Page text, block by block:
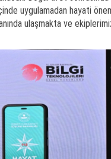
uygulamadan hayati
ulaşmakta ve